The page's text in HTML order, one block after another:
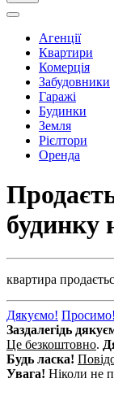
Агенції
Квартири
Комерція
Забудовники
Гаражі
Будинки
Земля
Рієлтори
Оренда
будинку
квартира
Дякуємо! Просимо!
Заздалегідь
Це безкоштовно.
Будь ласка!
Увага! Ніколи не